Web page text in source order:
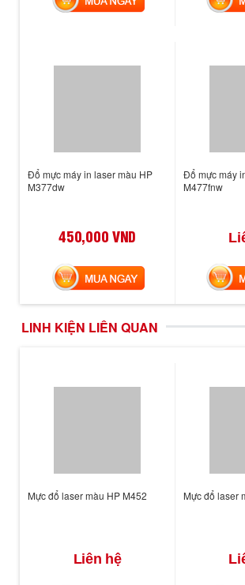
Đổ mực máy in laser màu HP
M377dw
450,000 VND
MUA NGAY
Đổ mực máy
M477fnw
LINH KIỆN LIÊN QUAN
Mực đổ laser màu HP M452
Liên hệ
Mực đổ laser